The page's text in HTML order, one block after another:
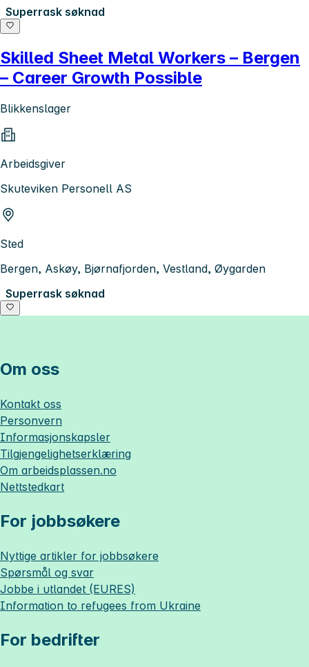
Superrask søknad
Skilled Sheet Metal Workers – Bergen
– Career Growth Possible
Blikkenslager
Arbeidsgiver
Skuteviken Personell AS
Sted
Bergen, Askøy, Bjørnafjorden, Vestland, Øygarden
Superrask søknad
Om oss
Kontakt oss
Personvern
Informasjonskapsler
Tilgjengelighetserklæring
Om arbeidsplassen.no
Nettstedkart
For jobbsøkere
Nyttige artikler for jobbsøkere
Spørsmål og svar
Jobbe i utlandet (EURES)
Information to refugees from Ukraine
For bedrifter